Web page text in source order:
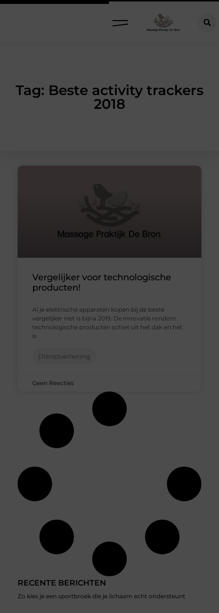
Tag: Beste activity trackers
2018
RECENTE BERICHTEN
Zo kies je een sportbroek die je lichaam echt ondersteunt
Vergelijker voor technologische
producten!
Al je elektrische apparaten kopen bij de beste
vergelijker Het is bijna 2019. De innovatie rondom
technologische producten schiet uit het dak en het
is
Dienstverlening
Geen Reacties